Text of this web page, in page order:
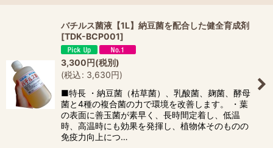
バチルス菌液【1L】納豆菌を配合した健全育成剤
[TDK-BCP001]
3,300円(税別)
(税込: 3,630円)
■特長 ・納豆菌（枯草菌）、乳酸菌、麹菌、酵母
菌と4種の複合菌の力で環境を改善します。 ・葉
の表面に善玉菌が素早く、長時間定着し、低温
時、高温時にも効果を発揮し、植物体そのものの
免疫力向上につ…